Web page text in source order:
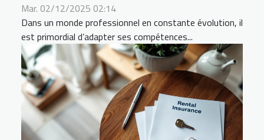
Mar. 02/12/2025 02:14
Dans un monde professionnel en constante évolution, il
est primordial d’adapter ses compétences...